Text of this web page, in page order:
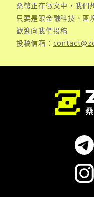
桑幣正在徵文中，我們
只要是跟金融科技、區
歡迎向我們投稿
投稿信箱：